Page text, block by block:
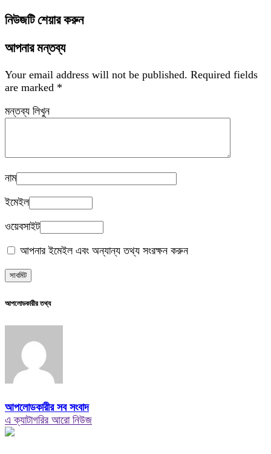
নিউজটি শেয়ার করুন
আপনার মন্তব্য
Your email address will not be published. Required fields
are marked *
মন্তব্য লিখুন
নাম
ইমেইল
ওয়েবসাইট
আপনার ইমেইল এবং অন্যান্য তথ্য সংরক্ষন করুন
আপলোডকারীর তথ্য
আপলোডকারীর সব সংবাদ
এ ক্যাটাগরির আরো নিউজ